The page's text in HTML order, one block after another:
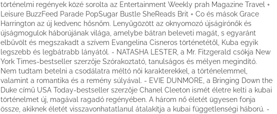
történelmi regények közé sorolta az Entertainment Weekly prah Magazine Travel +
Leisure BuzzFeed Parade PopSugar Bustle SheReads Brit + Co és mások Grace
Harrington az új kedvenc hősnőm. Lenyűgözött az oknyomozó újságírónők és
újságmogulok háborújának világa, amelybe bátran beleveti magát, s egyaránt
elbűvölt és megszakadt a szívem Evangelina Cisneros történetétől, Kuba egyik
legszebb és legbátrabb lányától. - NATASHA LESTER, a Mr. Fitzgerald csókja New
York Times-bestseller szerzője Szórakoztató, tanulságos és mélyen megindító.
Nem tudtam betelni a csodálatra méltó női karakterekkel, a történelemmel,
valamint a romantika és a remény súlyával. - EVIE DUNMORE, a Bringing Down the
Duke című USA Today-bestseller szerzője Chanel Cleeton ismét életre kelti a kubai
történelmet új, magával ragadó regényében. A három nő életét ügyesen fonja
össze, akiknek életét visszavonhatatlanul átalakítja a kubai függetlenségi háború. -